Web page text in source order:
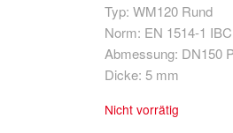
Typ: WM120 Rund
Norm: EN 1514-1 IBC
Abmessung: DN150
Dicke: 5 mm
Nicht vorrätig